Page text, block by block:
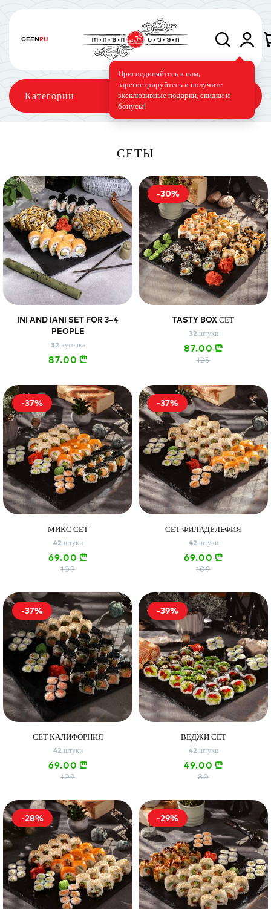
GEENRU
Присоединяйтесь к нам,
зарегистрируйтесь и получите
эксклюзивные подарки, скидки и
бонусы!
Категории
Суши-торт Фирменные Вегетарианское меню
Сэндвич Нигири Маки
Поке и буррито Напитки
СЕТЫ
INI AND IANI SET FOR 3–4
PEOPLE
32 кусочка
87.00 n
-30%
TASTY BOX СЕТ
32 штуки
87.00 n
125
-37%
МИКС СЕТ
42 штуки
69.00 n
109
-37%
СЕТ ФИЛАДЕЛЬФИЯ
42 штуки
69.00 n
109
-37%
СЕТ КАЛИФОРНИЯ
42 штуки
69.00 n
109
-39%
ВЕДЖИ СЕТ
42 штуки
49.00 n
80
-28% -29%